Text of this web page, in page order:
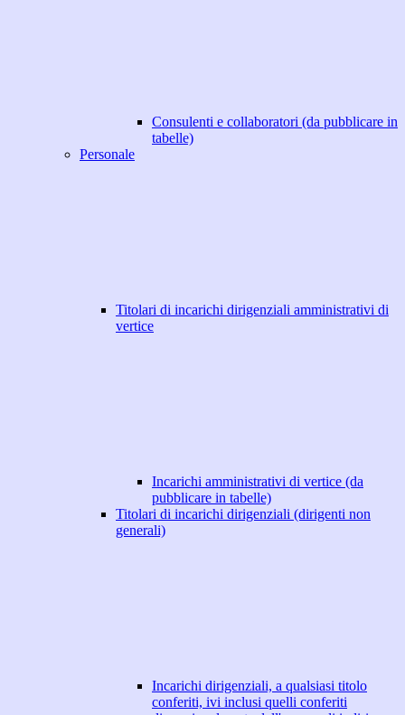
Consulenti e collaboratori (da pubblicare in
tabelle)
Personale
Titolari di incarichi dirigenziali amministrativi di
vertice
Incarichi amministrativi di vertice (da
pubblicare in tabelle)
Titolari di incarichi dirigenziali (dirigenti non
generali)
Incarichi dirigenziali, a qualsiasi titolo
conferiti, ivi inclusi quelli conferiti